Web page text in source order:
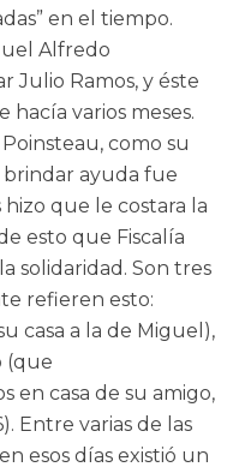
en el tiempo.
Alfredo
Julio Ramos, y éste
varios meses.
como su
brindar ayuda fue
que le costara la
esto que Fiscalía
solidaridad. Son tres
refieren esto:
casa a la de Miguel),
(que
en casa de su amigo,
Entre varias de las
esos días existió un